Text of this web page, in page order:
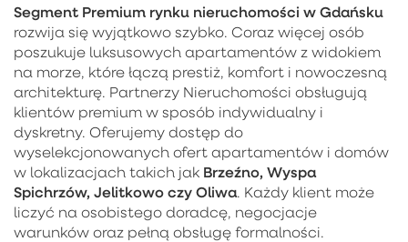
Segment Premium rynku nieruchomości w Gdańsku
rozwija się wyjątkowo szybko. Coraz więcej osób
poszukuje luksusowych apartamentów z widokiem
na morze, które łączą prestiż, komfort i nowoczesną
architekturę. Partnerzy Nieruchomości obsługują
klientów premium w sposób indywidualny i
dyskretny. Oferujemy dostęp do
wyselekcjonowanych ofert apartamentów i domów
w lokalizacjach takich jak Brzeźno, Wyspa
Spichrzów, Jelitkowo czy Oliwa. Każdy klient może
liczyć na osobistego doradcę, negocjacje
warunków oraz pełną obsługę formalności.